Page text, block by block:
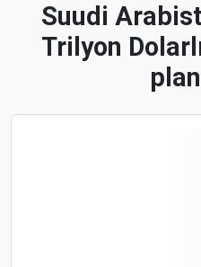
Suudi
Trilyon